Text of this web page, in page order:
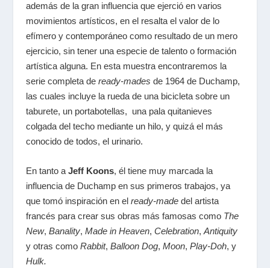
además de la gran influencia que ejerció en varios
movimientos artísticos, en el resalta el valor de lo
efímero y contemporáneo como resultado de un mero
ejercicio, sin tener una especie de talento o formación
artística alguna. En esta muestra encontraremos la
serie completa de ready-mades de 1964 de Duchamp,
las cuales incluye la rueda de una bicicleta sobre un
taburete, un portabotellas, una pala quitanieves
colgada del techo mediante un hilo, y quizá el más
conocido de todos, el urinario.
En tanto a Jeff Koons, él tiene muy marcada la
influencia de Duchamp en sus primeros trabajos, ya
que tomó inspiración en el ready-madedel artista
francés para crear sus obras más famosas como The
New, Banality, Made in Heaven, Celebration, Antiquity
y otras como Rabbit, Balloon Dog, Moon, Play-Doh, y
Hulk.